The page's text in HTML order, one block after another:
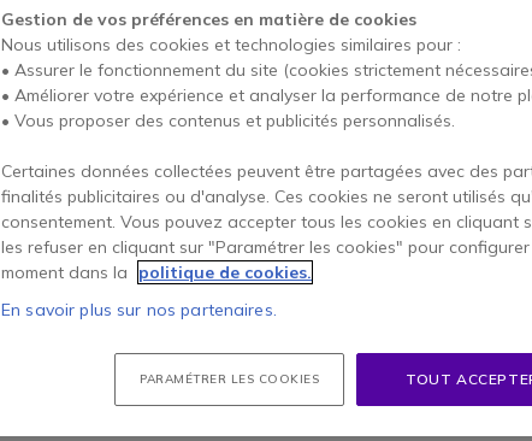
Gestion de vos préférences en matière de cookies
Nous utilisons des cookies et technologies similaires pour :
• Assurer le fonctionnement du site (cookies strictement
• Améliorer votre expérience et analyser la performance de notre
• Vous proposer des contenus et publicités personnalisés.
Certaines données collectées peuvent être partagées avec des
finalités publicitaires ou d'analyse. Ces cookies ne seront utilisés
consentement. Vous pouvez accepter tous les cookies en cliquant
les refuser en cliquant sur "Paramétrer les cookies" pour
moment dans la
politique de cookies.
En savoir plus sur nos partenaires.
PARAMÉTRER LES COOKIES TOUT